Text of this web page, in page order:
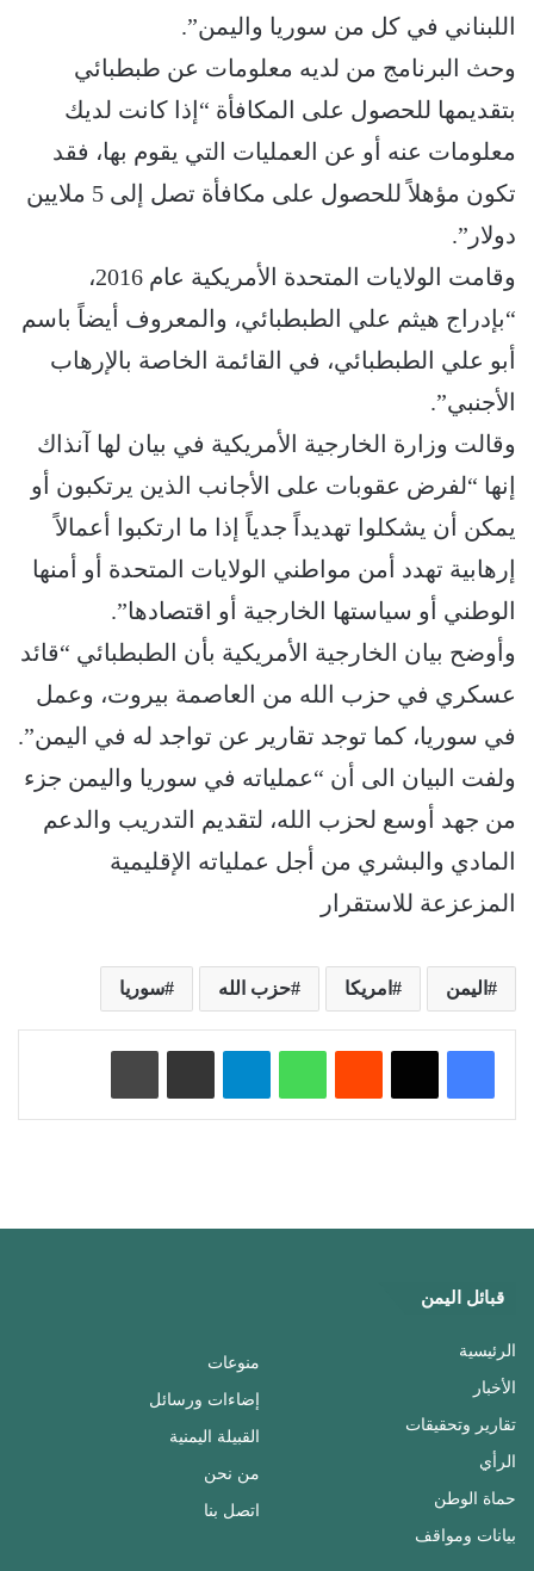
اللبناني في كل من ‎سوريا و‎اليمن”.
وحث البرنامج من لديه معلومات عن طبطبائي
بتقديمها للحصول على المكافأة “إذا كانت لديك
معلومات عنه أو عن العمليات التي يقوم بها، فقد
تكون مؤهلاً للحصول على مكافأة تصل إلى 5 ‎ملايين
دولار”.
وقامت الولايات المتحدة الأمريكية عام 2016،
“بإدراج هيثم علي الطبطبائي، والمعروف أيضاً باسم
أبو علي الطبطبائي، في القائمة الخاصة بالإرهاب
الأجنبي”.
وقالت وزارة الخارجية الأمريكية في بيان لها آنذاك
إنها “لفرض عقوبات على الأجانب الذين يرتكبون أو
يمكن أن يشكلوا تهديداً جدياً إذا ما ارتكبوا أعمالاً
إرهابية تهدد أمن مواطني الولايات المتحدة أو أمنها
الوطني أو سياستها الخارجية أو اقتصادها”.
وأوضح بيان الخارجية الأمريكية بأن الطبطبائي “قائد
عسكري في حزب الله من العاصمة بيروت، وعمل
في سوريا، كما توجد تقارير عن تواجد له في اليمن”.
ولفت البيان الى أن “عملياته في سوريا واليمن جزء
من جهد أوسع لحزب الله، لتقديم التدريب والدعم
المادي والبشري من أجل عملياته الإقليمية
المزعزعة للاستقرار
اليمن امريكا حزب الله سوريا
واتساب تيلقرام
قبائل اليمن
الرئيسية
الأخبار
تقارير وتحقيقات
الرأي
حماة الوطن
بيانات ومواقف
منوعات
إضاءات ورسائل
القبيلة اليمنية
من نحن
اتصل بنا